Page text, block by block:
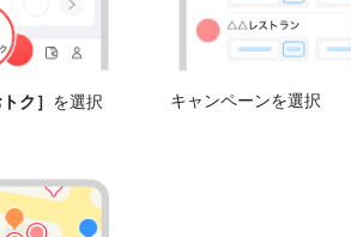
ク］ を選択 キャンペーンを選択